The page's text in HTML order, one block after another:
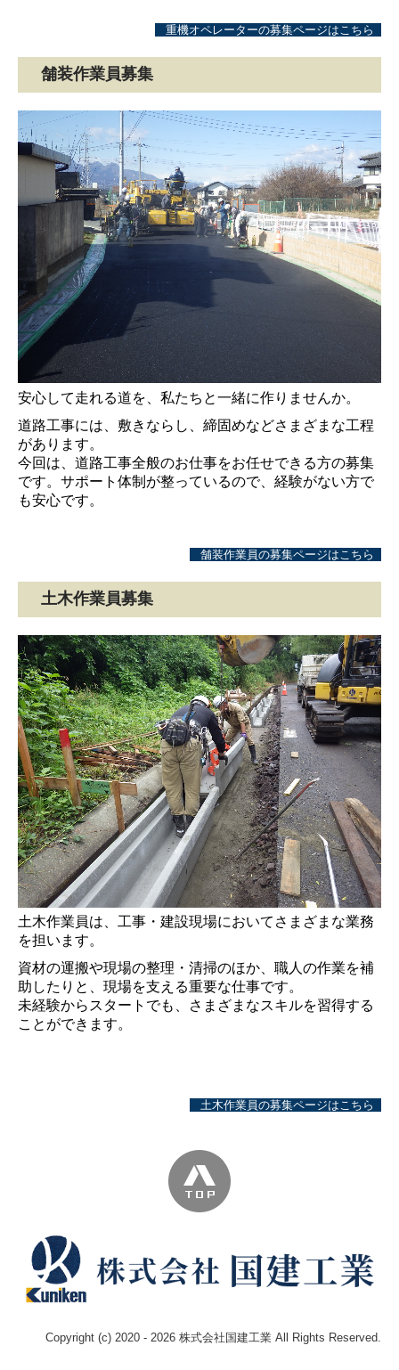
重機オペレーターの募集ページはこちら
舗装作業員募集
安心して走れる道を、私たちと一緒に作りませんか。
道路工事には、敷きならし、締固めなどさまざまな工程
があります。
今回は、道路工事全般のお仕事をお任せできる方の募集
です。サポート体制が整っているので、経験がない方で
も安心です。
舗装作業員の募集ページはこちら
土木作業員募集
土木作業員は、工事・建設現場においてさまざまな業務
を担います。
資材の運搬や現場の整理・清掃のほか、職人の作業を補
助したりと、現場を支える重要な仕事です。
未経験からスタートでも、さまざまなスキルを習得する
ことができます。
土木作業員の募集ページはこちら
Copyright (c) 2020 - 2026 株式会社国建工業 All Rights Reserved.